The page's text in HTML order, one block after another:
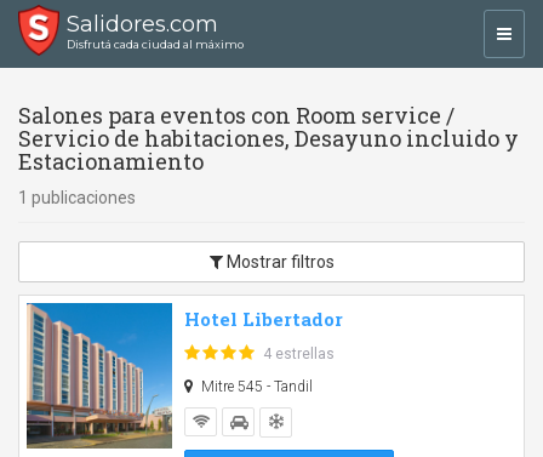
Salidores.com
Disfrutá cada ciudad al máximo
Salones para eventos con Room service /
Servicio de habitaciones, Desayuno incluido y
Estacionamiento
1 publicaciones
Mostrar filtros
Hotel Libertador
4 estrellas
Mitre 545 - Tandil